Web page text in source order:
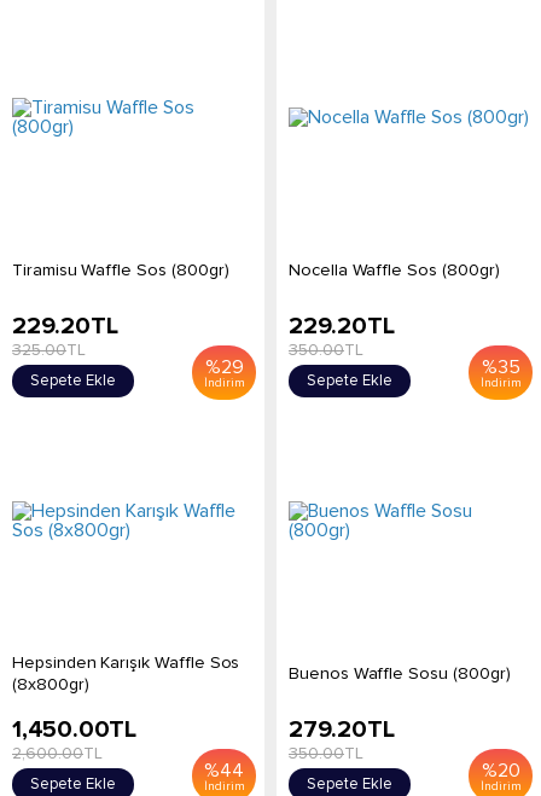
Tiramisu Waffle Sos (800gr)
%29
İndirim
229.20TL
325.00TL
Sepete Ekle
Nocella Waffle Sos (800gr)
%35
İndirim
229.20TL
350.00TL
Sepete Ekle
Hepsinden Karışık Waffle Sos
(8x800gr)
%44
İndirim
1,450.00TL
2,600.00TL
Sepete Ekle
Buenos Waffle Sosu (800gr)
%20
İndirim
279.20TL
350.00TL
Sepete Ekle